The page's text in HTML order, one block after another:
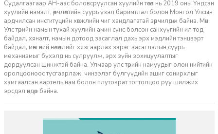
Судалгаагаар АН-аас боловсруулсан хуулийн төсөл нь 2019 оны Үндсэн
хуулийн нэмэлт, өөрчлөлтийн суурь үзэл баримтлал болон Монгол Улсын
ардчилсан институцийн хөгжлийн чиг хандлагатай зөрчилдөж байна. Мөн
Улс төрийн намын тухай хуулийн амин сүнс болсон санхүүгийн ил тод
байдал, хяналт, намын дотоод засаглал дахь эрх мэдлийн тэнцвэрт
байдал, мөнгөний нөлөөллийг хязгаарлах зэрэг засаглалын суурь
механизмыг бүхэлд нь сулруулж, эрх зүйн зохицуулалтыг
дордуулсан шинжтэй байна. Улмаар улс төрийн намуудыг олон нийтийн
оролцооноос тусгаарлаж, чинээлэг бүлгүүдийн ашиг сонирхлыг
хамгаалсан картель нам болон плутократ тогтолцоо руу шилжих
эрсдэл өндөр байна.